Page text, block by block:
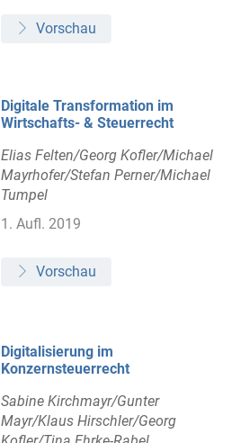
Vorschau
Digitale Transformation im
Wirtschafts- & Steuerrecht
Elias Felten/Georg Kofler/Michael
Mayrhofer/Stefan Perner/Michael
Tumpel
1. Aufl. 2019
Vorschau
Digitalisierung im
Konzernsteuerrecht
Sabine Kirchmayr/Gunter
Mayr/Klaus Hirschler/Georg